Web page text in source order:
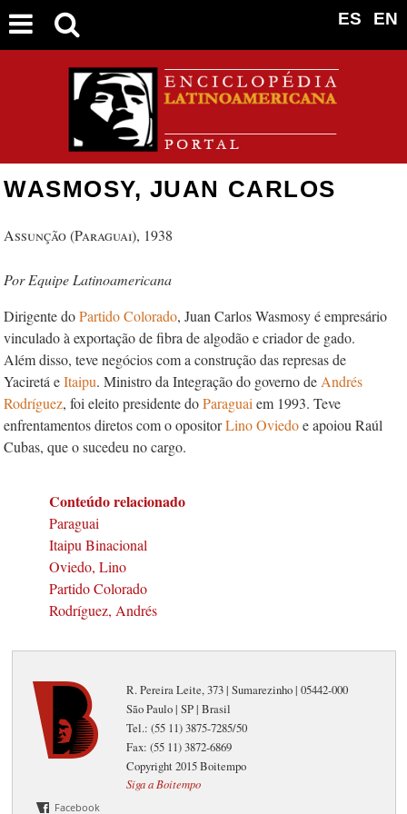
EN
ES
WASMOSY, JUAN CARLOS
Assunção (Paraguai), 1938
Equipe Latinoamericana
Dirigente doPartido Colorado, Juan Carlos Wasmosy é empresário
vinculado à exportação de fibra de algodão e criador de gado.
Além disso, teve negócios com a construção das represas de
Yaciretá eItaipu. Ministro da Integração do governo de Andrés
Rodríguez, foi eleito presidente doParaguai em 1993. Teve
enfrentamentos diretos com o opositorLino Oviedoe apoiou Raúl
Cubas, que o sucedeu no cargo.
Conteúdo relacionado
Paraguai
Itaipu Binacional
Oviedo, Lino
Partido Colorado
Rodríguez, Andrés
R. Pereira Leite, 373 | Sumarezinho | 05442-000
São Paulo | SP | Brasil
Tel.: (55 11) 3875-7285/50
Fax: (55 11) 3872-6869
Copyright 2015 Boitempo
Siga a Boitempo
Facebook